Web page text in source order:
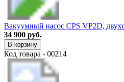
Вакуумный насос CPS VP2D,
34 900 руб.
В корзину
Код товара - 00214